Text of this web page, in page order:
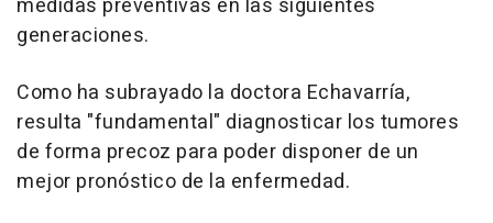
medidas preventivas en las siguientes
generaciones.
Como ha subrayado la doctora Echavarría,
resulta "fundamental" diagnosticar los tumores
de forma precoz para poder disponer de un
mejor pronóstico de la enfermedad.